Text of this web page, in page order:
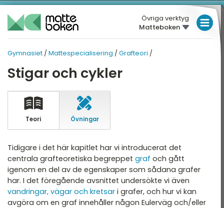
Övriga verktyg
Matteboken
Gymnasiet / Mattespecialisering / Grafteori /
Stigar och cykler
Teori Övningar
Tidigare i det här kapitlet har vi introducerat det
centrala grafteoretiska begreppet graf och gått
igenom en del av de egenskaper som sådana grafer
har. I det föregående avsnittet undersökte vi även
vandringar, vägar och kretsar i grafer, och hur vi kan
avgöra om en graf innehåller någon Eulerväg och/eller
LÅGSTADIET
MELLANSTADIET
HÖGSTADIET
Översikt
4
5
GYMNASIET
MATTESPECIALISERING
Sannolikhetsteori
Logik
Spelteori
MATTE PÅ LÄTT SV
KUL MED MATTE